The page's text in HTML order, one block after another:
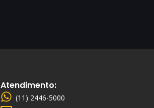
Atendimento:
(11) 2446-5000